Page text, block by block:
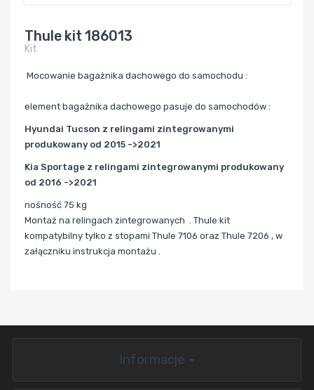
Thule kit 186013
Kit
Mocowanie bagażnika dachowego do samochodu :
element bagażnika dachowego pasuje do samochodów :
Hyundai Tucson z relingami zintegrowanymi
produkowany od 2015 ->2021
Kia Sportage z relingami zintegrowanymi produkowany
od 2016 ->2021
nośność 75 kg
Montaż na relingach zintegrowanych . Thule kit
kompatybilny tylko z stopami Thule 7106 oraz Thule 7206 , w
załączniku instrukcja montażu .
Informacje